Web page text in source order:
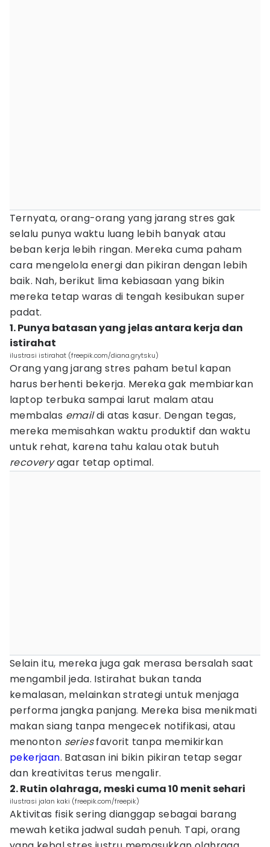
Ternyata, orang-orang yang jarang stres gak
selalu punya waktu luang lebih banyak atau
beban kerja lebih ringan. Mereka cuma paham
cara mengelola energi dan pikiran dengan lebih
baik. Nah, berikut lima kebiasaan yang bikin
mereka tetap waras di tengah kesibukan super
padat.
1. Punya batasan yang jelas antara kerja dan
istirahat
ilustrasi istirahat (freepik.com/diana.grytsku)
Orang yang jarang stres paham betul kapan
harus berhenti bekerja. Mereka gak membiarkan
laptop terbuka sampai larut malam atau
membalas emaildi atas kasur. Dengan tegas,
mereka memisahkan waktu produktif dan waktu
untuk rehat, karena tahu kalau otak butuh
recoveryagar tetap optimal.
Selain itu, mereka juga gak merasa bersalah saat
mengambil jeda. Istirahat bukan tanda
kemalasan, melainkan strategi untuk menjaga
performa jangka panjang. Mereka bisa menikmati
makan siang tanpa mengecek notifikasi, atau
menonton seriesfavorit tanpa memikirkan
pekerjaan. Batasan ini bikin pikiran tetap segar
dan kreativitas terus mengalir.
2. Rutin olahraga, meski cuma 10 menit sehari
ilustrasi jalan kaki (freepik.com/freepik)
Aktivitas fisik sering dianggap sebagai barang
mewah ketika jadwal sudah penuh. Tapi, orang